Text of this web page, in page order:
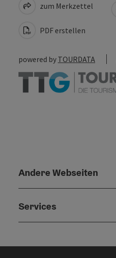
zum Merkzettel
PDF erstellen
powered by TOURDATA
Andere Webseiten
Services